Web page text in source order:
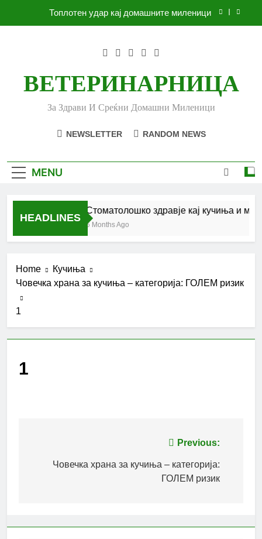
Топлотен удар кај домашните миленици
Стоматолошко здравје кај кучиња и мачки |
Убоди и угризи од инсекти кај кучињата и што
ВЕТЕРИНАРНИЦА
За Здрави И Среќни Домашни Миленици
NEWSLETTER RANDOM NEWS
MENU
HEADLINES
Стоматолошко здравје кај кучиња и
6 Months Ago
Home
Кучиња
Човечка храна за кучиња – категорија: ГОЛЕМ ризик
1
1
navigation
Previous:
Човечка храна за кучиња – категорија:
ГОЛЕМ ризик